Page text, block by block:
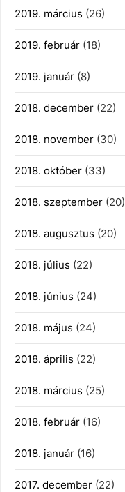
2019. március (26)
2019. február (18)
2019. január (8)
2018. december (22)
2018. november (30)
2018. október (33)
2018. szeptember (20)
2018. augusztus (20)
2018. július (22)
2018. június (24)
2018. május (24)
2018. április (22)
2018. március (25)
2018. február (16)
2018. január (16)
2017. december (22)